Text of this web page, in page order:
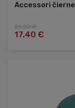
Accessori čierne
29,00 €
17,40 €